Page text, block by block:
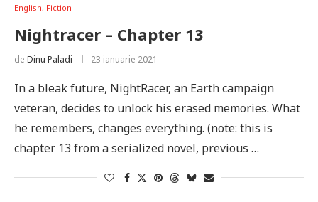
English, Fiction
Nightracer – Chapter 13
de Dinu Paladi 23 ianuarie 2021
In a bleak future, NightRacer, an Earth campaign
veteran, decides to unlock his erased memories. What
he remembers, changes everything. (note: this is
chapter 13 from a serialized novel, previous …